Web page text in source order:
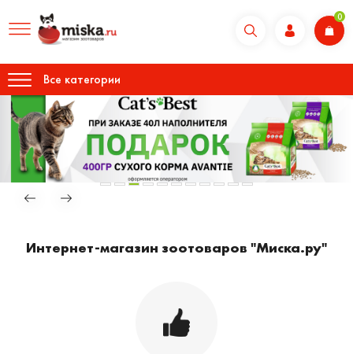
0
Все категории
Интернет-магазин зоотоваров "Миска.ру"